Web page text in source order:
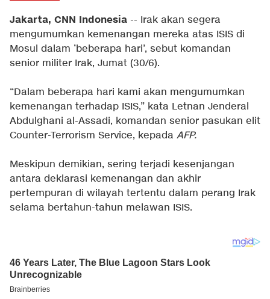
Jakarta, CNN Indonesia -- Irak akan segera
mengumumkan kemenangan mereka atas ISIS di
Mosul dalam ‘beberapa hari’, sebut komandan
senior militer Irak, Jumat (30/6).
“Dalam beberapa hari kami akan mengumumkan
kemenangan terhadap ISIS,” kata Letnan Jenderal
Abdulghani al-Assadi, komandan senior pasukan elit
Counter-Terrorism Service, kepada AFP.
Meskipun demikian, sering terjadi kesenjangan
antara deklarasi kemenangan dan akhir
pertempuran di wilayah tertentu dalam perang Irak
selama bertahun-tahun melawan ISIS.